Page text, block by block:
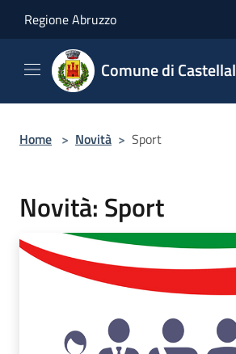
Regione Abruzzo
Comune di
Home > Novità > Sport
Novità: Sport